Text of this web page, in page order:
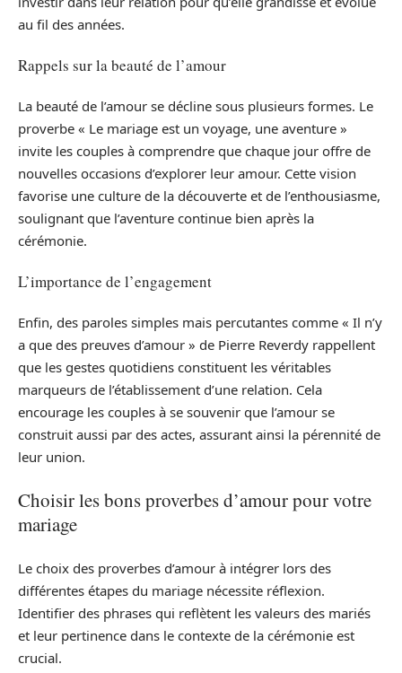
au fil des années.
Rappels sur la beauté de l’amour
La beauté de l’amour se décline sous plusieurs formes. Le
proverbe « Le mariage est un voyage, une aventure »
invite les couples à comprendre que chaque jour offre de
nouvelles occasions d’explorer leur amour. Cette vision
favorise une culture de la découverte et de l’enthousiasme,
soulignant que l’aventure continue bien après la
cérémonie.
L’importance de l’engagement
Enfin, des paroles simples mais percutantes comme « Il n’y
a que des preuves d’amour » de Pierre Reverdy rappellent
que les gestes quotidiens constituent les véritables
marqueurs de l’établissement d’une relation. Cela
encourage les couples à se souvenir que l’amour se
construit aussi par des actes, assurant ainsi la pérennité de
leur union.
Choisir les bons proverbes d’amour pour votre
mariage
Le choix des proverbes d’amour à intégrer lors des
différentes étapes du mariage nécessite réflexion.
Identifier des phrases qui reflètent les valeurs des mariés
et leur pertinence dans le contexte de la cérémonie est
crucial.